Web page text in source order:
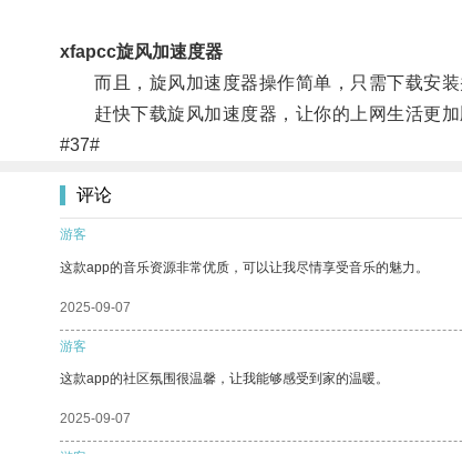
xfapcc旋风加速度器
而且，旋风加速度器操作简单，只需下载安装
赶快下载旋风加速度器，让你的上网生活更加
#37#
评论
游客
这款app的音乐资源非常优质，可以让我尽情享受音乐的魅力。
2025-09-07
游客
这款app的社区氛围很温馨，让我能够感受到家的温暖。
2025-09-07